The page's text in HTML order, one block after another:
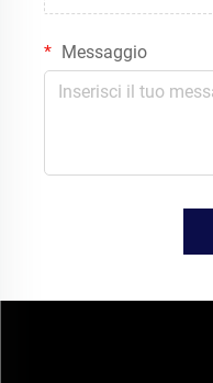
Messaggio